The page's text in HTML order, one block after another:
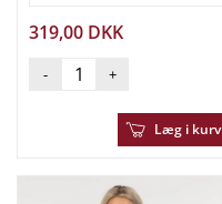
319,00 DKK
- +
Læg i kurv